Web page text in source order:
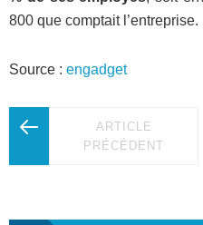
800 que comptait l’entreprise.
Source : engadget
ARTICLE
PRÉCÉDENT